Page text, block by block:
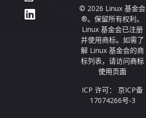
© 2026 Linux 基金会
®。保留所有权利。
Linux 基金会已注册
并使用商标。如需了
解 Linux 基金会的商
标列表，请访问商标
使用页面
ICP 许可： 京ICP备
17074266号-3